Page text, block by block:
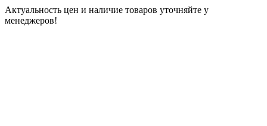
Актуальность цен и наличие товаров уточняйте у
менеджеров!